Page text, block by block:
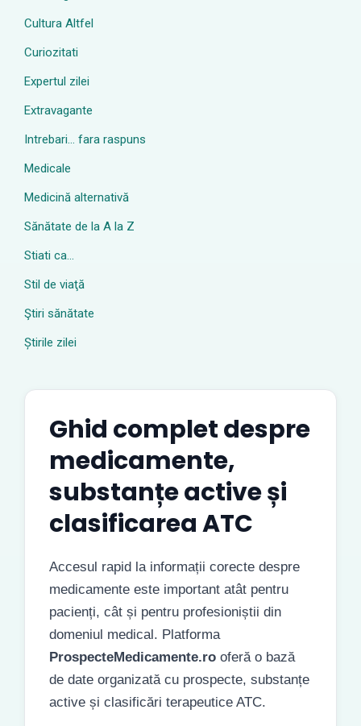
Cultura Altfel
Curiozitati
Expertul zilei
Extravagante
Intrebari… fara raspuns
Medicale
Medicină alternativă
Sănătate de la A la Z
Stiati ca…
Stil de viaţă
Ştiri sănătate
Știrile zilei
Ghid complet despre
medicamente,
substanțe active și
clasificarea ATC
Accesul rapid la informații corecte despre
medicamente este important atât pentru
pacienți, cât și pentru profesioniștii din
domeniul medical. Platforma
ProspecteMedicamente.ro oferă o bază
de date organizată cu prospecte, substanțe
active și clasificări terapeutice ATC.